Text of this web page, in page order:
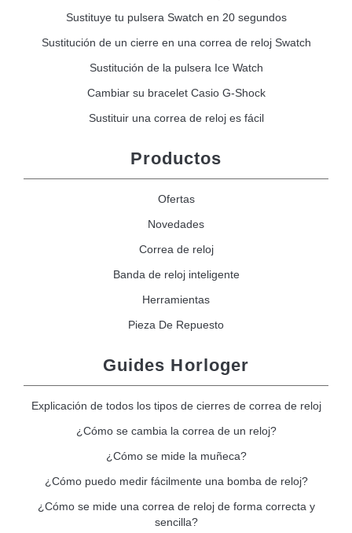
Sustituye tu pulsera Swatch en 20 segundos
Sustitución de un cierre en una correa de reloj Swatch
Sustitución de la pulsera Ice Watch
Cambiar su bracelet Casio G-Shock
Sustituir una correa de reloj es fácil
Productos
Ofertas
Novedades
Correa de reloj
Banda de reloj inteligente
Herramientas
Pieza De Repuesto
Guides Horloger
Explicación de todos los tipos de cierres de correa de reloj
¿Cómo se cambia la correa de un reloj?
¿Cómo se mide la muñeca?
¿Cómo puedo medir fácilmente una bomba de reloj?
¿Cómo se mide una correa de reloj de forma correcta y
sencilla?